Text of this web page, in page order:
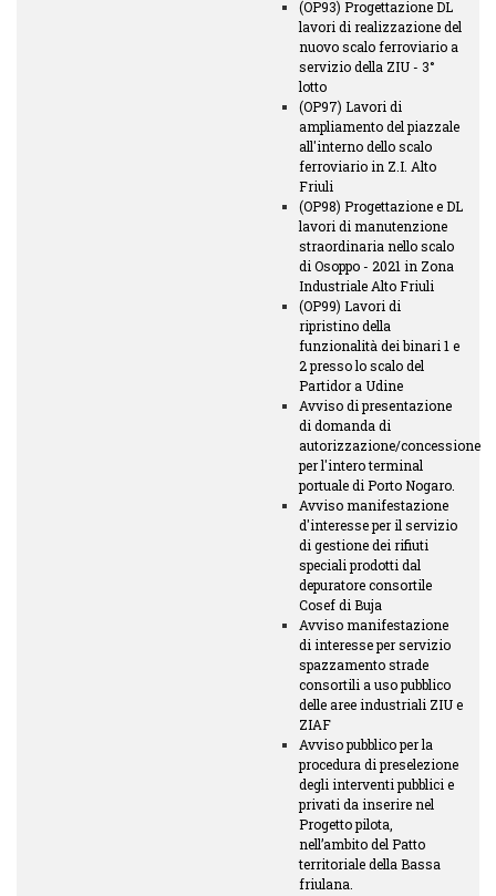
(OP93) Progettazione DL
lavori di realizzazione del
nuovo scalo ferroviario a
servizio della ZIU - 3°
lotto
(OP97) Lavori di
ampliamento del piazzale
all'interno dello scalo
ferroviario in Z.I. Alto
Friuli
(OP98) Progettazione e DL
lavori di manutenzione
straordinaria nello scalo
di Osoppo - 2021 in Zona
Industriale Alto Friuli
(OP99) Lavori di
ripristino della
funzionalità dei binari 1 e
2 presso lo scalo del
Partidor a Udine
Avviso di presentazione
di domanda di
autorizzazione/concessione
per l'intero terminal
portuale di Porto Nogaro.
Avviso manifestazione
d'interesse per il servizio
di gestione dei rifiuti
speciali prodotti dal
depuratore consortile
Cosef di Buja
Avviso manifestazione
di interesse per servizio
spazzamento strade
consortili a uso pubblico
delle aree industriali ZIU e
ZIAF
Avviso pubblico per la
procedura di preselezione
degli interventi pubblici e
privati da inserire nel
Progetto pilota,
nell’ambito del Patto
territoriale della Bassa
friulana.